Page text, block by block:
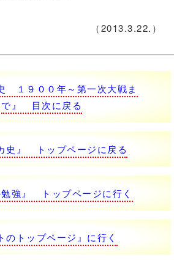
（2013.3.22.）
１９００年～第一次大戦ま
で』 目次に戻る
史』 トップページに戻る
勉強』 トップページに行く
のトップページ』に行く